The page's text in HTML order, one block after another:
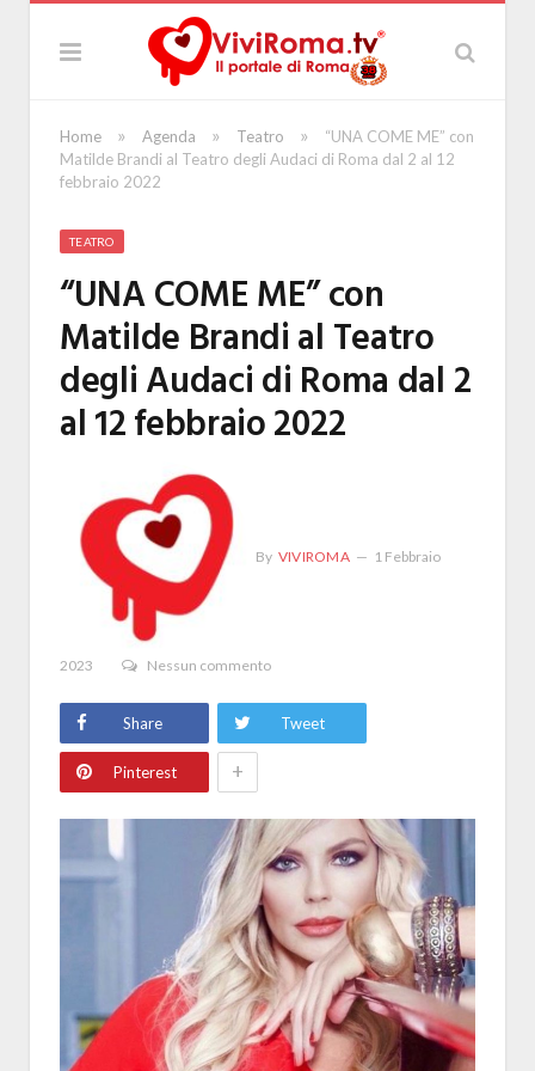
Home » Agenda » Teatro »
“UNA COME ME” con
Matilde Brandi al Teatro degli Audaci di Roma dal 2 al 12
febbraio 2022
TEATRO
“UNA COME ME” con
Matilde Brandi al Teatro
degli Audaci di Roma dal 2
al 12 febbraio 2022
By VIVIROMA 1 Febbraio
2023 Nessun commento
Share Tweet
Pinterest +